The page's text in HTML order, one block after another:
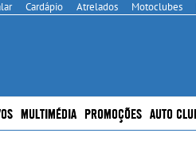
Cardápio Atrelados Motoclubes
MULTIMÉDIA PROMOÇÕES AUTO